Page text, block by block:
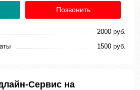
Позвонить
2000 руб.
1500 руб.
Сервис на